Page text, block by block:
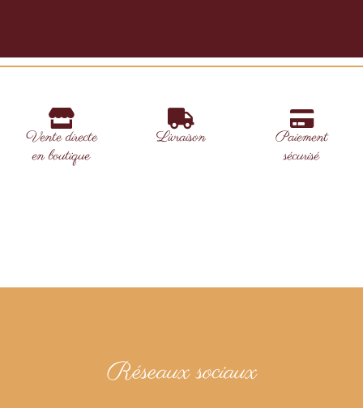
Vente directe
en boutique
Livraison
Paiement
sécurisé
Réseaux sociaux